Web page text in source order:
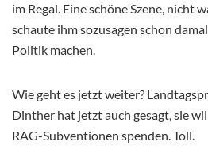
im Regal. Eine schöne Szene, nicht
schaute ihm sozusagen schon
Politik machen.
Wie geht es jetzt weiter?
Dinther hat jetzt auch gesagt, sie
RAG-Subventionen spenden. Toll.